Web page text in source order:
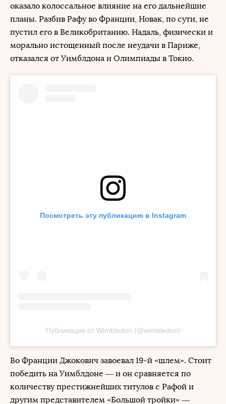
оказало колоссальное влияние на его дальнейшие
планы. Разбив Рафу во Франции, Новак, по сути, не
пустил его в Великобританию. Надаль, физически и
морально истощенный после неудачи в Париже,
отказался от Уимблдона и Олимпиады в Токио.
Посмотреть эту публикацию в Instagram
Публикация от Wimbledon (@wimbledon)
Во Франции Джокович завоевал 19-й «шлем». Стоит
победить на Уимблдоне — и он сравняется по
количеству престижнейших титулов с Рафой и
другим представителем «Большой тройки» —